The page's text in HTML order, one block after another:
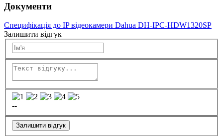
Документи
Специфікація до IP відеокамери Dahua DH-IPC-HDW1320SP
Залишити відгук
--
Залишити відгук